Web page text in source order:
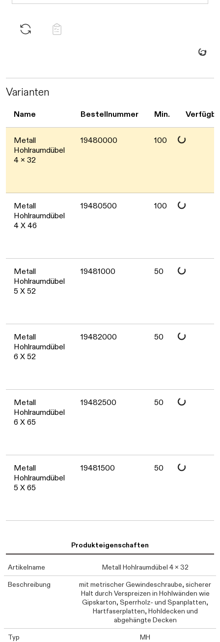
Daten
Varianten
Name Bestellnummer Min.
Metall
Hohlraumdübel
4 x 32
19480000 100 Daten werden
Metall
Hohlraumdübel
4 X 46
19480500 100 Daten werden
Metall
Hohlraumdübel
5 X 52
19481000 50 Daten werden
Metall
Hohlraumdübel
6 X 52
19482000 50 Daten werden
Metall
Hohlraumdübel
6 X 65
19482500 50 Daten werden
Metall
Hohlraumdübel
5 X 65
19481500 50 Daten werden
Produkteigenschaften
Artikelname
Metall Hohlraumdübel 4 x 32
Beschreibung
mit metrischer Gewindeschraube, sicherer
Halt durch Verspreizen in Hohlwänden wie
Gipskarton, Sperrholz- und Spanplatten,
Hartfaserplatten, Hohldecken und
abgehängte Decken
Typ
MH